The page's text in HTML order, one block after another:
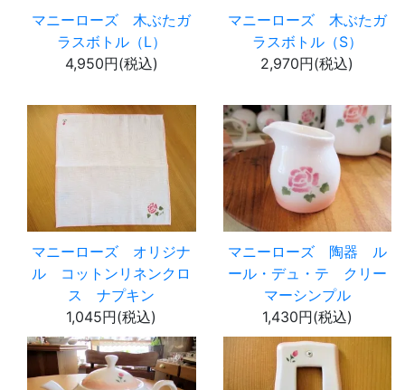
マニーローズ 木ぶたガ
ラスボトル（L）
4,950円(税込)
マニーローズ 木ぶたガ
ラスボトル（S）
2,970円(税込)
マニーローズ オリジナ
ル コットンリネンクロ
ス ナプキン
1,045円(税込)
マニーローズ 陶器 ル
ール・デュ・テ クリー
マーシンプル
1,430円(税込)